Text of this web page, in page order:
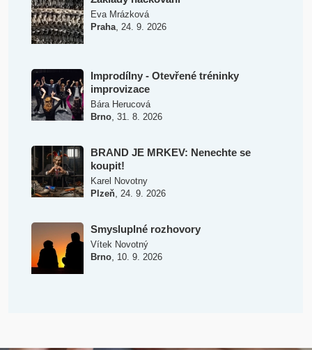
Eva Mrázková
Praha, 24. 9. 2026
Improdílny - Otevřené tréninky
improvizace
Bára Herucová
Brno, 31. 8. 2026
BRAND JE MRKEV: Nenechte se
koupit!
Karel Novotny
Plzeň, 24. 9. 2026
Smysluplné rozhovory
Vítek Novotný
Brno, 10. 9. 2026